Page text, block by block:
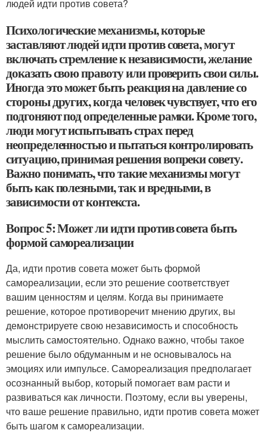
людей идти против совета?
Психологические механизмы, которые
заставляют людей идти против совета, могут
включать стремление к независимости, желание
доказать свою правоту или проверить свои силы.
Иногда это может быть реакция на давление со
стороны других, когда человек чувствует, что его
подгоняют под определенные рамки. Кроме того,
люди могут испытывать страх перед
неопределенностью и пытаться контролировать
ситуацию, принимая решения вопреки совету.
Важно понимать, что такие механизмы могут
быть как полезными, так и вредными, в
зависимости от контекста.
Вопрос 5: Может ли идти против совета быть
формой самореализации
Да, идти против совета может быть формой
самореализации, если это решение соответствует
вашим ценностям и целям. Когда вы принимаете
решение, которое противоречит мнению других, вы
демонстрируете свою независимость и способность
мыслить самостоятельно. Однако важно, чтобы такое
решение было обдуманным и не основывалось на
эмоциях или импульсе. Самореализация предполагает
осознанный выбор, который помогает вам расти и
развиваться как личности. Поэтому, если вы уверены,
что ваше решение правильно, идти против совета может
быть шагом к самореализации.